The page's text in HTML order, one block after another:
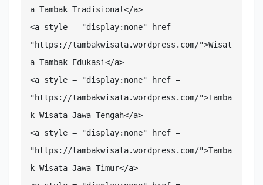
a Tambak Tradisional</a>
<a style = "display:none" href =
"https://tambakwisata.wordpress.com/">Wisat
a Tambak Edukasi</a>
<a style = "display:none" href =
"https://tambakwisata.wordpress.com/">Tamba
k Wisata Jawa Tengah</a>
<a style = "display:none" href =
"https://tambakwisata.wordpress.com/">Tamba
k Wisata Jawa Timur</a>